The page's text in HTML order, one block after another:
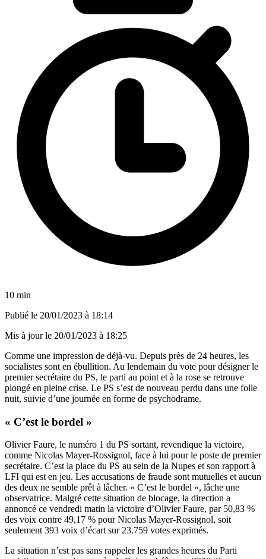
10 min
Publié le 20/01/2023 à 18:14
Mis à jour le 20/01/2023 à 18:25
Comme une impression de déjà-vu. Depuis près de 24 heures, les
socialistes sont en ébullition. Au lendemain du vote pour désigner le
premier secrétaire du PS, le parti au point et à la rose se retrouve
plongé en pleine crise. Le PS s’est de nouveau perdu dans une folle
nuit, suivie d’une journée en forme de psychodrame.
« C’est le bordel »
Olivier Faure, le numéro 1 du PS sortant, revendique la victoire,
comme Nicolas Mayer-Rossignol, face à lui pour le poste de premier
secrétaire. C’est la place du PS au sein de la Nupes et son rapport à
LFI qui est en jeu. Les accusations de fraude sont mutuelles et aucun
des deux ne semble prêt à lâcher. « C’est le bordel », lâche une
observatrice. Malgré cette situation de blocage, la direction a
annoncé ce vendredi matin la victoire d’Olivier Faure, par 50,83 %
des voix contre 49,17 % pour Nicolas Mayer-Rossignol, soit
seulement 393 voix d’écart sur 23.759 votes exprimés.
La situation n’est pas sans rappeler les grandes heures du Parti